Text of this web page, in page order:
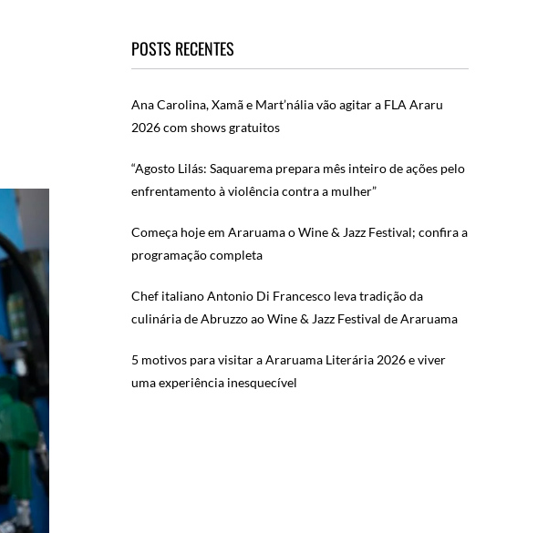
POSTS RECENTES
Ana Carolina, Xamã e Mart’nália vão agitar a FLA Araru
2026 com shows gratuitos
“Agosto Lilás: Saquarema prepara mês inteiro de ações pelo
enfrentamento à violência contra a mulher”
Começa hoje em Araruama o Wine & Jazz Festival; confira a
programação completa
Chef italiano Antonio Di Francesco leva tradição da
culinária de Abruzzo ao Wine & Jazz Festival de Araruama
5 motivos para visitar a Araruama Literária 2026 e viver
uma experiência inesquecível